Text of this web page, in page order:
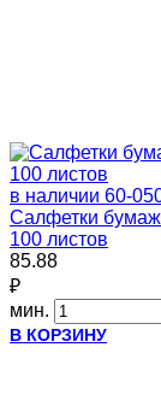
в наличии 60-
Салфетки
100 листов
85.88
₽
мин.
В КОРЗИНУ